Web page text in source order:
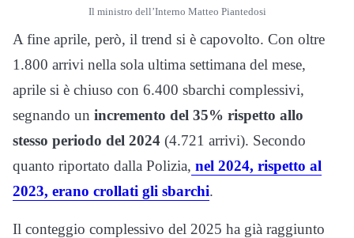
Il ministro dell’Interno Matteo Piantedosi
A fine aprile, però, il trend si è capovolto. Con oltre
1.800 arrivi nella sola ultima settimana del mese,
aprile si è chiuso con 6.400 sbarchi complessivi,
segnando un incremento del 35% rispetto allo
stesso periodo del 2024 (4.721 arrivi). Secondo
quanto riportato dalla Polizia, nel 2024, rispetto al
2023, erano crollati gli sbarchi.
Il conteggio complessivo del 2025 ha già raggiunto